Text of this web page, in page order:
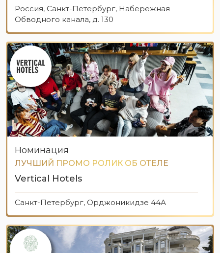
Россия, Санкт-Петербург, Набережная
Обводного канала, д. 130
Номинация
ЛУЧШИЙ ПРОМО РОЛИК ОБ ОТЕЛЕ
Vertical Hotels
Санкт-Петербург, Орджоникидзе 44А